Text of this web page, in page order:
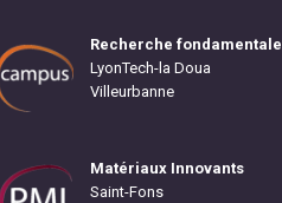
Recherche fondamentale
LyonTech-la Doua
Villeurbanne
Matériaux Innovants
Saint-Fons